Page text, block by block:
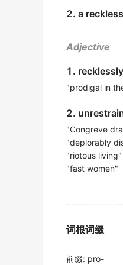
It is not:
期刊摘选
Lydia is a
莉是个女孩,英
Similarly
同样的,美国在
辞典例句
在她放荡的生
2. a
Adjective
1.
"prodigal in
2.
"Congreve
"deplorably
"riotous living"
"fast women"
词根词缀
前缀: pro-